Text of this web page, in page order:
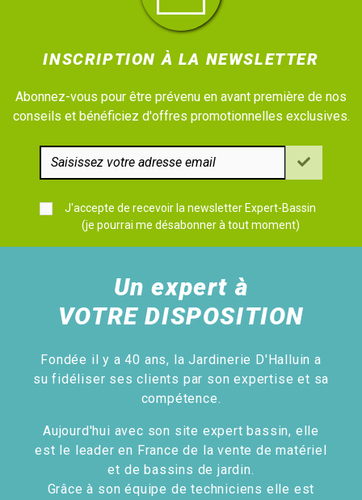
INSCRIPTION À LA NEWSLETTER
Abonnez-vous pour être prévenu en avant première de nos
conseils et bénéficiez d'offres promotionnelles exclusives.
J'accepte de recevoir la newsletter Expert-Bassin
(je pourrai me désabonner à tout moment)
Un expert à
VOTRE DISPOSITION
Fondée il y a 40 ans, la Jardinerie D'Halluin a
su fidéliser ses clients par son expertise et sa
compétence.
Aujourd'hui avec son site expert bassin, elle
est le leader en France de la vente de matériel
et de bassins de jardin.
Grâce à son équipe de techniciens elle est